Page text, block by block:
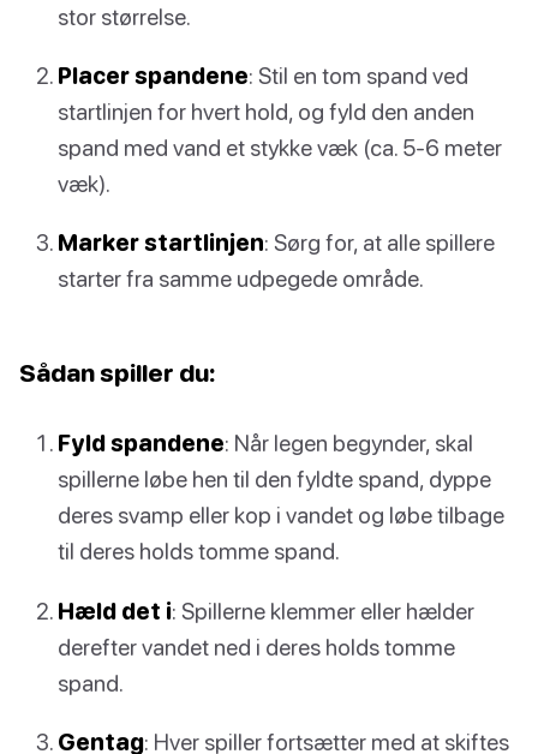
stor størrelse.
Placer spandene: Stil en tom spand ved
startlinjen for hvert hold, og fyld den anden
spand med vand et stykke væk (ca. 5-6 meter
væk).
Marker startlinjen: Sørg for, at alle spillere
starter fra samme udpegede område.
Sådan spiller du:
Fyld spandene: Når legen begynder, skal
spillerne løbe hen til den fyldte spand, dyppe
deres svamp eller kop i vandet og løbe tilbage
til deres holds tomme spand.
Hæld det i: Spillerne klemmer eller hælder
derefter vandet ned i deres holds tomme
spand.
Gentag: Hver spiller fortsætter med at skiftes